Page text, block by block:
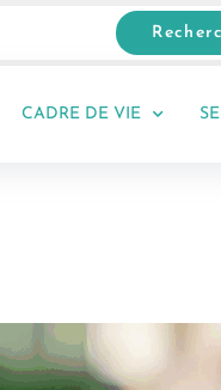
CADRE DE VIE